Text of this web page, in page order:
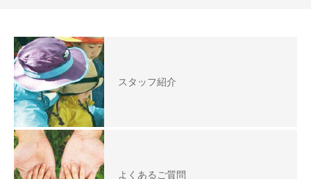
スタッフ紹介
よくあるご質問